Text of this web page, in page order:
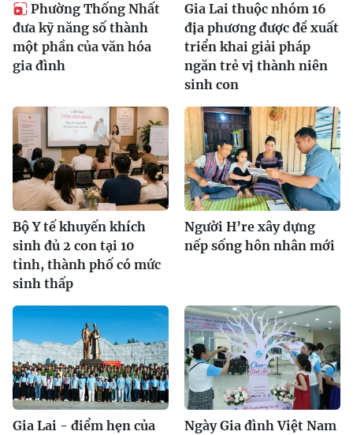
Phường Thống Nhất
đưa kỹ năng số thành
một phần của văn hóa
gia đình
Gia Lai thuộc nhóm 16
địa phương được đề xuất
triển khai giải pháp
ngăn trẻ vị thành niên
sinh con
Bộ Y tế khuyến khích
sinh đủ 2 con tại 10
tỉnh, thành phố có mức
sinh thấp
Người H’re xây dựng
nếp sống hôn nhân mới
Gia Lai - điểm hẹn của
Ngày Gia đình Việt Nam